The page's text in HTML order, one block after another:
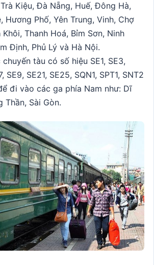
Trà Kiệu, Đà Nẵng, Huế, Đông Hà,
Hương Phố, Yên Trung, Vinh, Chợ
Khôi, Thanh Hoá, Bỉm Sơn, Ninh
Định, Phủ Lý và Hà Nội.
tàu có số hiệu SE1, SE3,
SE9, SE21, SE25, SQN1, SPT1, SNT2
đi vào các ga phía Nam như: Dĩ
Thần, Sài Gòn.